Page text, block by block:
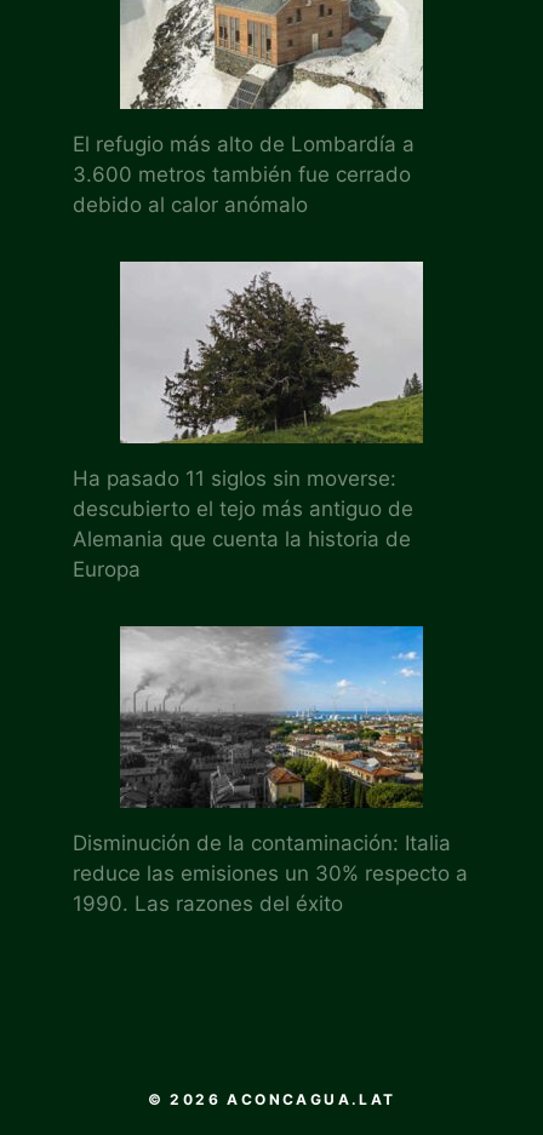
El refugio más alto de Lombardía a
3.600 metros también fue cerrado
debido al calor anómalo
Ha pasado 11 siglos sin moverse:
descubierto el tejo más antiguo de
Alemania que cuenta la historia de
Europa
Disminución de la contaminación: Italia
reduce las emisiones un 30% respecto a
1990. Las razones del éxito
© 2026 ACONCAGUA.LAT